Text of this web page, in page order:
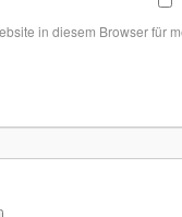
in diesem Browser für